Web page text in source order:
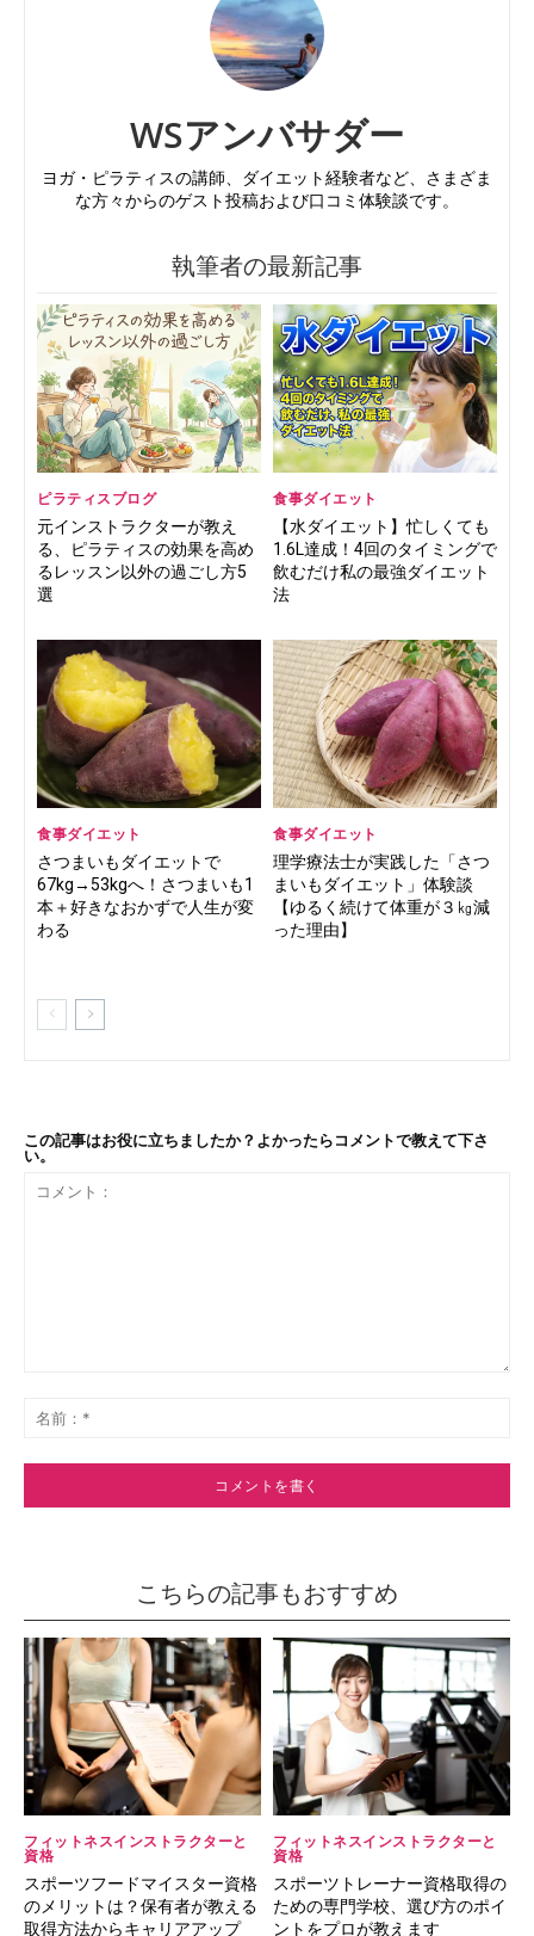
WSアンバサダー
ヨガ・ピラティスの講師、ダイエット経験者など、さまざま
な方々からのゲスト投稿および口コミ体験談です。
執筆者の最新記事
ピラティスブログ
元インストラクターが教え
る、ピラティスの効果を高め
るレッスン以外の過ごし方5
選
食事ダイエット
【水ダイエット】忙しくても
1.6L達成！4回のタイミングで
飲むだけ私の最強ダイエット
法
食事ダイエット
さつまいもダイエットで
67kg→53kgへ！さつまいも1
本＋好きなおかずで人生が変
わる
食事ダイエット
理学療法士が実践した「さつ
まいもダイエット」体験談
【ゆるく続けて体重が３㎏減
った理由】
この記事はお役に立ちましたか？よかったらコメントで教えて下さ
い。
ト：
*
こちらの記事もおすすめ
フィットネスインストラクターと
資格
スポーツフードマイスター資格
のメリットは？保有者が教える
取得方法からキャリアアップ
フィットネスインストラクターと
資格
スポーツトレーナー資格取得の
ための専門学校、選び方のポイ
ントをプロが教えます